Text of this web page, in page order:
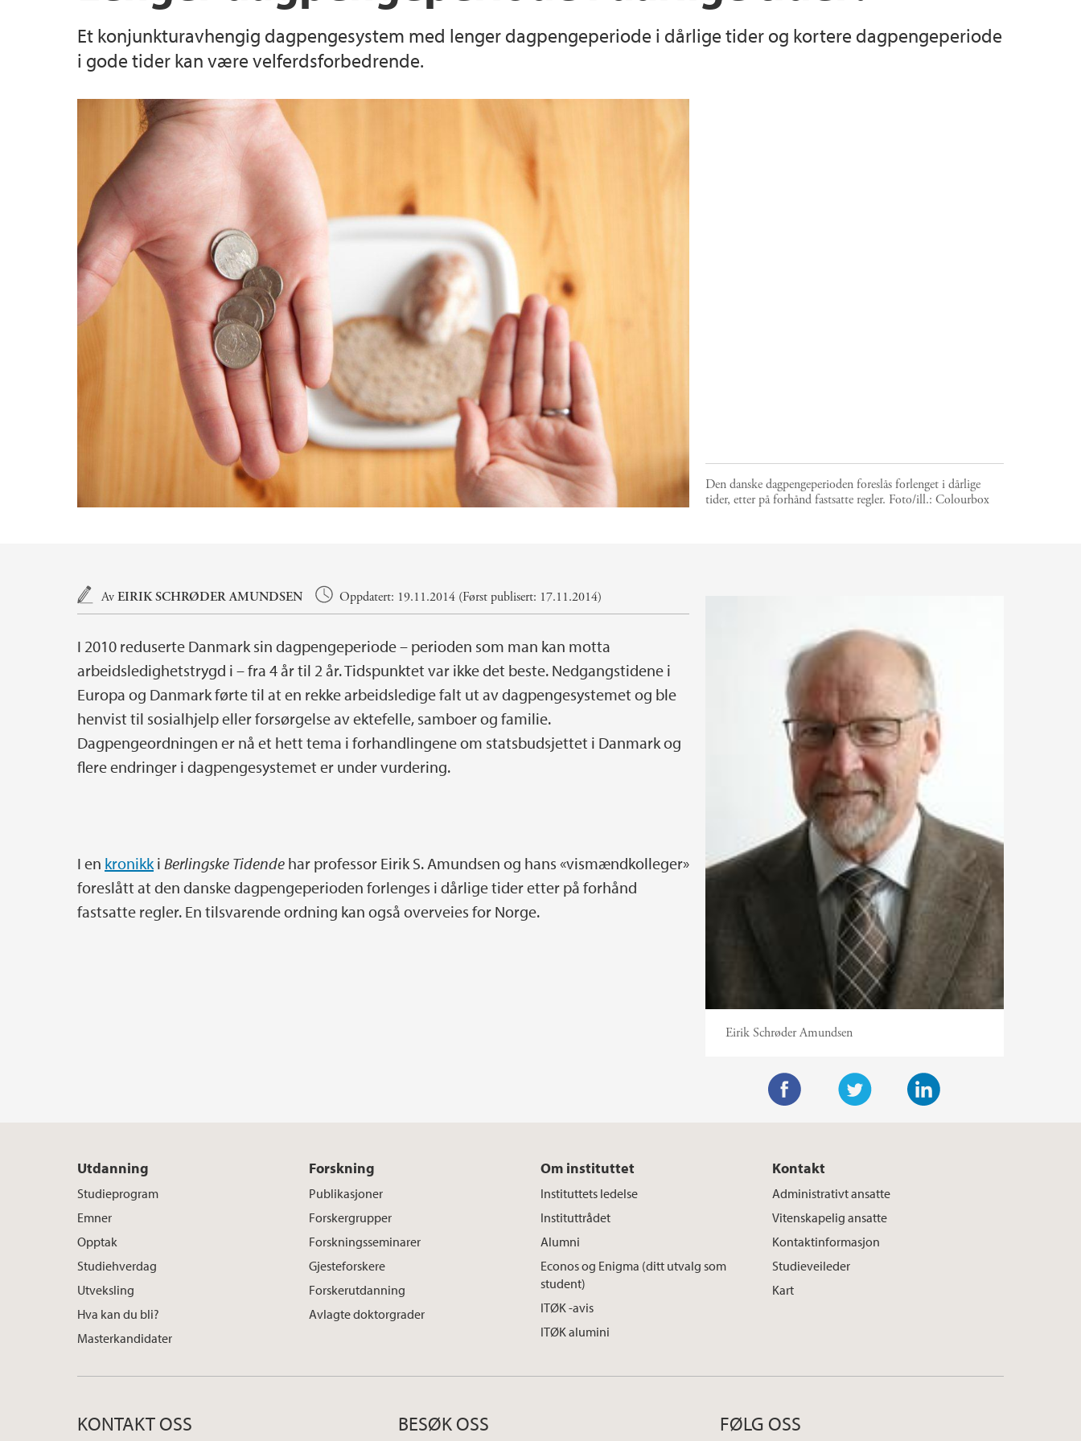
Masterkandidater
Et konjunkturavhengig dagpengesystem med lenger dagpengeperiode i dårlige tider og kortere dagpengeperiode
i gode tider kan være velferdsforbedrende.
Den danske dagpengeperioden foreslås forlenget i dårlige
tider, etter på forhånd fastsatte regler. Foto/ill.:Colourbox
Hovedinnhold
AvEIRIK SCHRØDER AMUNDSEN Oppdatert: 19.11.2014 (Først publisert: 17.11.2014)
I 2010 reduserte Danmark sin dagpengeperiode – perioden som man kan motta
arbeidsledighetstrygd i – fra 4 år til 2 år. Tidspunktet var ikke det beste. Nedgangstidene i
Europa og Danmark førte til at en rekke arbeidsledige falt ut av dagpengesystemet og ble
henvist til sosialhjelp eller forsørgelse av ektefelle, samboer og familie.
Dagpengeordningen er nå et hett tema i forhandlingene om statsbudsjettet i Danmark og
flere endringer i dagpengesystemet er under vurdering.
I en kronikk i Berlingske Tidende har professor Eirik S. Amundsen og hans «vismændkolleger»
foreslått at den danske dagpengeperioden forlenges i dårlige tider etter på forhånd
fastsatte regler. En tilsvarende ordning kan også overveies for Norge.
Eirik Schrøder Amundsen
t
t
e
r
c
e
b
o
o
k
Utdanning
Studieprogram
Emner
Opptak
Studiehverdag
Utveksling
Hva kan du bli?
Masterkandidater
Forskning
Publikasjoner
Forskergrupper
Forskningsseminarer
Gjesteforskere
Forskerutdanning
Avlagte doktorgrader
Om instituttet
Instituttets ledelse
Instituttrådet
Alumni
Econos og Enigma (ditt utvalg som
student)
ITØK -avis
ITØK alumini
Kontakt
Administrativt ansatte
Vitenskapelig ansatte
Kontaktinformasjon
Studieveileder
Kart
KONTAKT OSS BESØK OSS FØLG OSS